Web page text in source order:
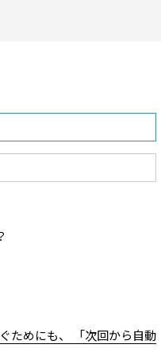
ためにも、 「次回から自動